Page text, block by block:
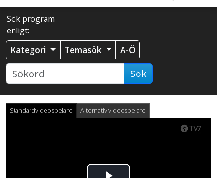
Sök program
enligt:
Kategori Temasök A-Ö
Sök
Standardvideospelare Alternativ videospelare